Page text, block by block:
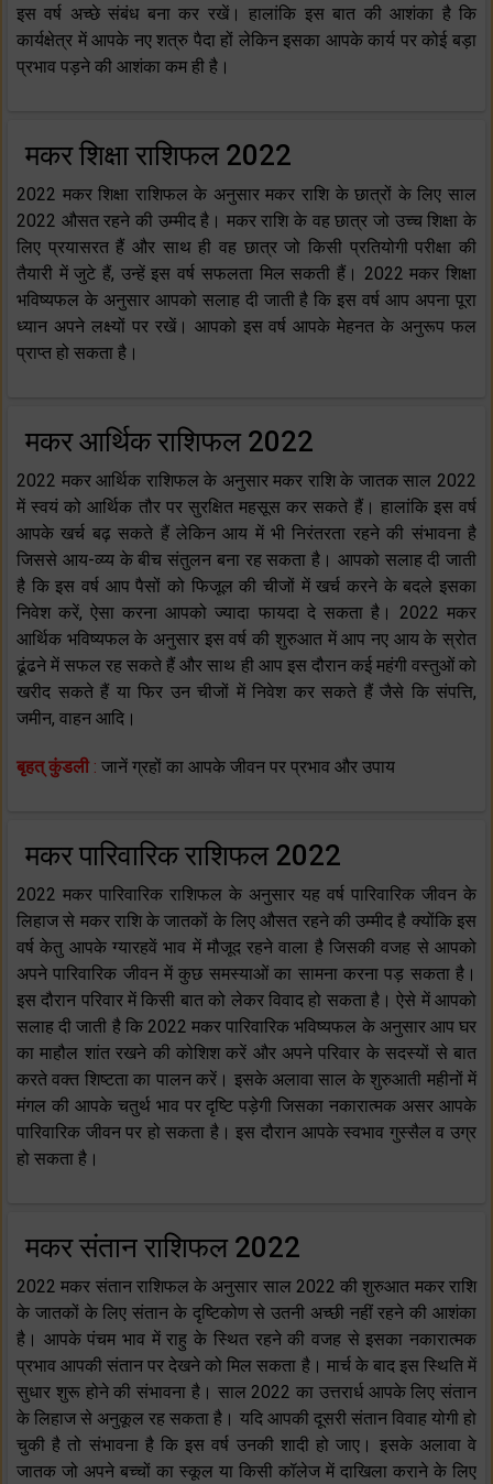
इस वर्ष अच्छे संबंध बना कर रखें। हालांकि इस बात की आशंका है कि
कार्यक्षेत्र में आपके नए शत्रु पैदा हों लेकिन इसका आपके कार्य पर कोई बड़ा
प्रभाव पड़ने की आशंका कम ही है।
मकर शिक्षा राशिफल 2022
2022 मकर शिक्षा राशिफल के अनुसार मकर राशि के छात्रों के लिए साल
2022 औसत रहने की उम्मीद है। मकर राशि के वह छात्र जो उच्च शिक्षा के
लिए प्रयासरत हैं और साथ ही वह छात्र जो किसी प्रतियोगी परीक्षा की
तैयारी में जुटे हैं, उन्हें इस वर्ष सफलता मिल सकती हैं। 2022 मकर शिक्षा
भविष्यफल के अनुसार आपको सलाह दी जाती है कि इस वर्ष आप अपना पूरा
ध्यान अपने लक्ष्यों पर रखें। आपको इस वर्ष आपके मेहनत के अनुरूप फल
प्राप्त हो सकता है।
मकर आर्थिक राशिफल 2022
2022 मकर आर्थिक राशिफल के अनुसार मकर राशि के जातक साल 2022
में स्वयं को आर्थिक तौर पर सुरक्षित महसूस कर सकते हैं। हालांकि इस वर्ष
आपके खर्च बढ़ सकते हैं लेकिन आय में भी निरंतरता रहने की संभावना है
जिससे आय-व्य्य के बीच संतुलन बना रह सकता है। आपको सलाह दी जाती
है कि इस वर्ष आप पैसों को फिजूल की चीजों में खर्च करने के बदले इसका
निवेश करें, ऐसा करना आपको ज्यादा फायदा दे सकता है। 2022 मकर
आर्थिक भविष्यफल के अनुसार इस वर्ष की शुरुआत में आप नए आय के स्रोत
ढूंढने में सफल रह सकते हैं और साथ ही आप इस दौरान कई महंगी वस्तुओं को
खरीद सकते हैं या फिर उन चीजों में निवेश कर सकते हैं जैसे कि संपत्ति,
जमीन, वाहन आदि।
बृहत् कुंडली: जानें ग्रहों का आपके जीवन पर प्रभाव और उपाय
मकर पारिवारिक राशिफल 2022
2022 मकर पारिवारिक राशिफल के अनुसार यह वर्ष पारिवारिक जीवन के
लिहाज से मकर राशि के जातकों के लिए औसत रहने की उम्मीद है क्योंकि इस
वर्ष केतु आपके ग्यारहवें भाव में मौजूद रहने वाला है जिसकी वजह से आपको
अपने पारिवारिक जीवन में कुछ समस्याओं का सामना करना पड़ सकता है।
इस दौरान परिवार में किसी बात को लेकर विवाद हो सकता है। ऐसे में आपको
सलाह दी जाती है कि 2022 मकर पारिवारिक भविष्यफल के अनुसार आप घर
का माहौल शांत रखने की कोशिश करें और अपने परिवार के सदस्यों से बात
करते वक्त शिष्टता का पालन करें। इसके अलावा साल के शुरुआती महीनों में
मंगल की आपके चतुर्थ भाव पर दृष्टि पड़ेगी जिसका नकारात्मक असर आपके
पारिवारिक जीवन पर हो सकता है। इस दौरान आपके स्वभाव गुस्सैल व उग्र
हो सकता है।
मकर संतान राशिफल 2022
2022 मकर संतान राशिफल के अनुसार साल 2022 की शुरुआत मकर राशि
के जातकों के लिए संतान के दृष्टिकोण से उतनी अच्छी नहीं रहने की आशंका
है। आपके पंचम भाव में राहु के स्थित रहने की वजह से इसका नकारात्मक
प्रभाव आपकी संतान पर देखने को मिल सकता है। मार्च के बाद इस स्थिति में
सुधार शुरू होने की संभावना है। साल 2022 का उत्तरार्ध आपके लिए संतान
के लिहाज से अनुकूल रह सकता है। यदि आपकी दूसरी संतान विवाह योगी हो
चुकी है तो संभावना है कि इस वर्ष उनकी शादी हो जाए। इसके अलावा वे
जातक जो अपने बच्चों का स्कूल या किसी कॉलेज में दाखिला कराने के लिए